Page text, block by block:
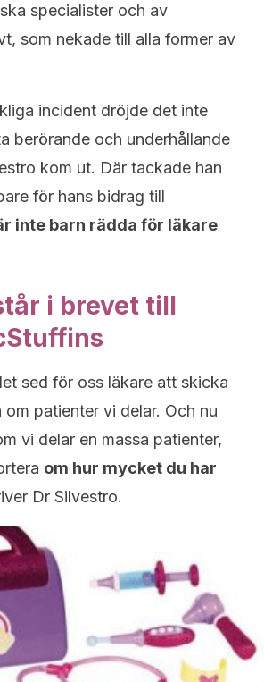
specialister och av
som nekade till alla former av
incident dröjde det inte
berörande och underhållande
kom ut. Där tackade han
för hans bidrag till
inte barn rädda för läkare
i brevet till
sed för oss läkare att skicka
patienter vi delar. Och nu
vi delar en massa patienter,
om hur mycket du har
Dr Silvestro.